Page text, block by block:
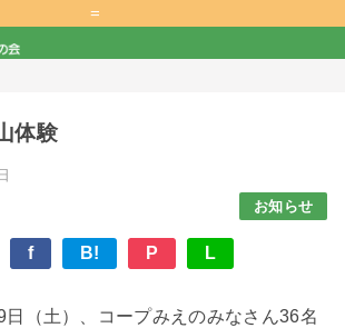
=
体験
お知らせ
f B! P L
（土）、コープみえのみなさん36名